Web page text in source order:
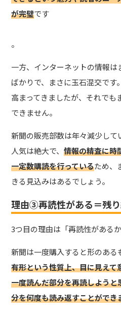
が完璧です
。
一方、インターネットの情報
ばかりで、まさに玉石混交です
高まってきましたが、それでも
できません。
新聞の販売部数は年々減少し
人気は絶大で、情報の精査に時
一定数購読を行っているため、
きる見込みはあるでしょう。
理由③再読性がある＝残
3つ目の理由は「再読性があるか
新聞は一度購入すると形のある
有形という性質上、目に見え
一度読んだ部分を再読しよう
分を何度も読み返すことができ